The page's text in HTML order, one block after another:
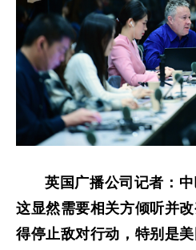
英国广播公司记者：
这显然需要相关方倾听并
得停止敌对行动，特别是